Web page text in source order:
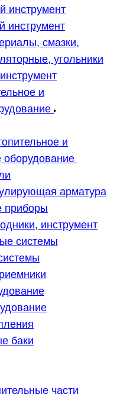
инструмент
инструмент
смазки,
угольники
и
и
оборудование
арматура
приборы
инструмент
системы
баки
части